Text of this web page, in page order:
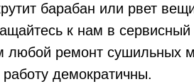
барабан или рвет
к нам в
любой ремонт сушильных
демократичны.